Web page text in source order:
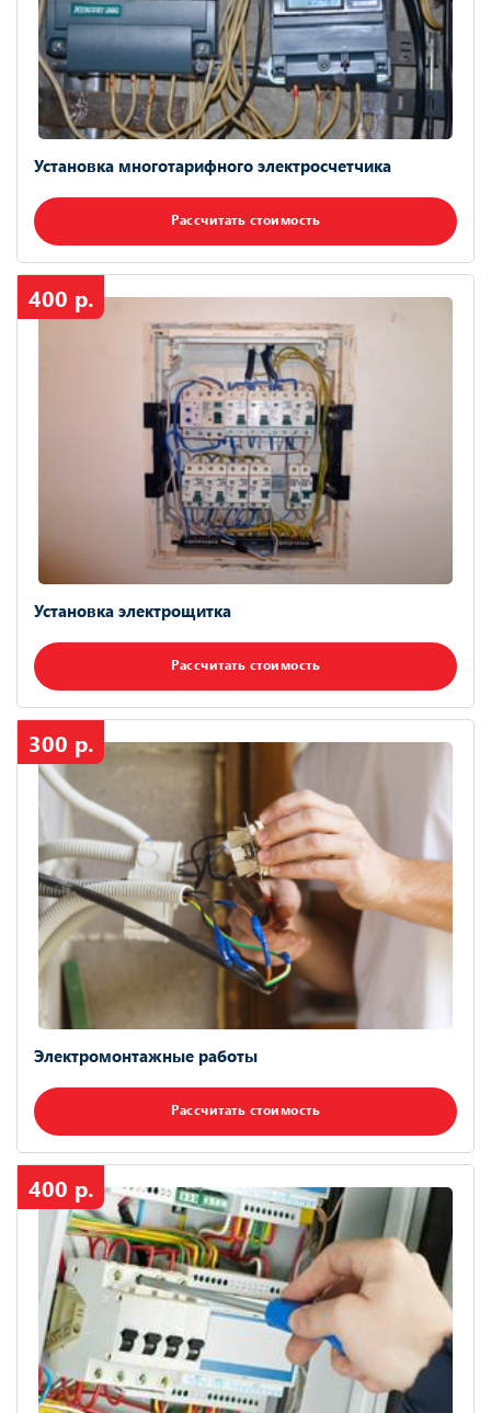
Установка многотарифного электросчетчика
Рассчитать стоимость
400 р.
Установка электрощитка
Рассчитать стоимость
300 р.
Электромонтажные работы
Рассчитать стоимость
400 р.